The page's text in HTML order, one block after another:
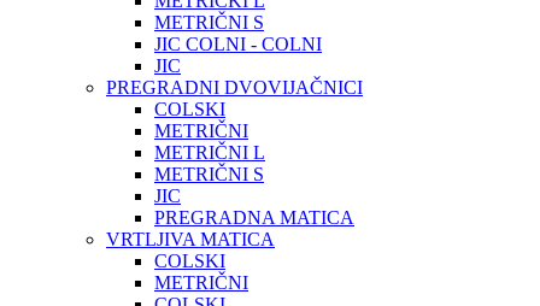
METRIČNI S
JIC COLNI - COLNI
JIC
PREGRADNI DVOVIJAČNICI
COLSKI
METRIČNI
METRIČNI L
METRIČNI S
JIC
PREGRADNA MATICA
VRTLJIVA MATICA
COLSKI
METRIČNI